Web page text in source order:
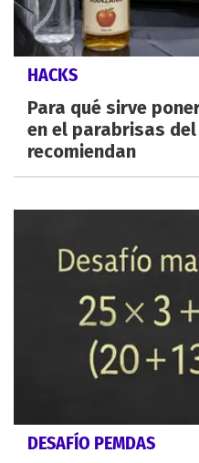
HACKS
Para qué sirve
en el parabrisas
recomiendan
DESAFÍO PEMDAS